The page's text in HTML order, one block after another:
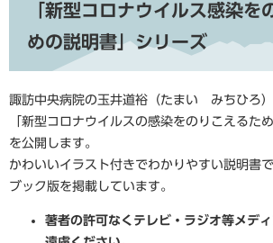
「新型コロナウイルス感染を
めの説明書」シリーズ
諏訪中央病院の玉井道裕（たまい みちひろ
「新型コロナウイルスの感染をのりこえるた
を公開します。
かわいいイラスト付きでわかりやすい説明書
ブック版を掲載しています。
著者の許可なくテレビ・ラジオ等メデ